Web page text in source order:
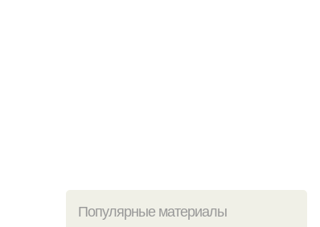
Популярные материалы